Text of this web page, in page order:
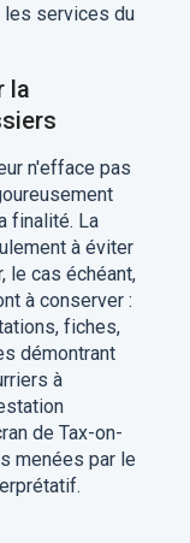
les services du
la
n'efface pas
finalité. La
à éviter
le cas échéant,
à conserver :
fiches,
démontrant
à
de Tax-on-
menées par le